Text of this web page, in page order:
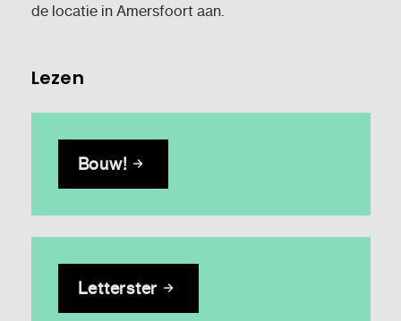
de locatie in Amersfoort aan.
Lezen
Bouw!
Letterster